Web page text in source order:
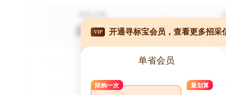
VIP 开通寻标宝会员，查看更多招采
单省会员
限购一次 最划算